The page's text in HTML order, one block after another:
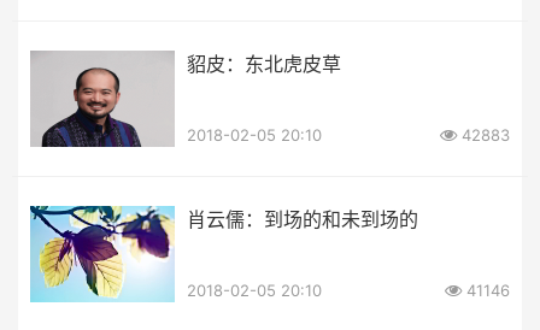
貂皮：东北虎皮草
2018-02-05 20:10 42883
肖云儒：到场的和未到场的
2018-02-05 20:10 41146